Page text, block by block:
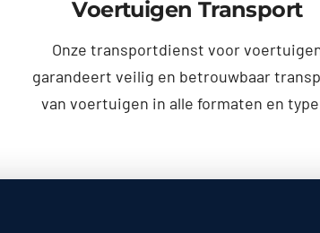
Voertuigen Transport
Onze transportdienst voor
garandeert veilig en betrouwbaar
van voertuigen in alle formaten en